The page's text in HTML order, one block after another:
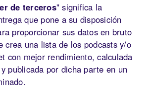
de terceros" significa la
que pone a su disposición
proporcionar sus datos en bruto
crea una lista de los podcasts y/o
con mejor rendimiento, calculada
publicada por dicha parte en un